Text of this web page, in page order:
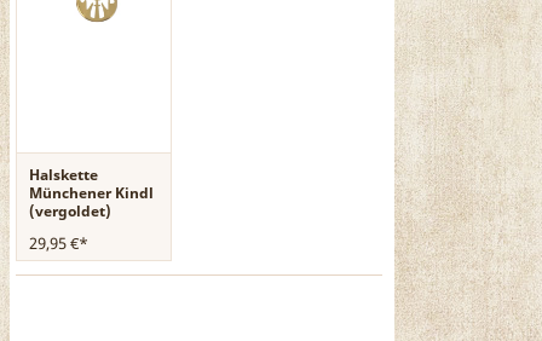
Halskette
Münchener Kindl
(vergoldet)
29,95 €*